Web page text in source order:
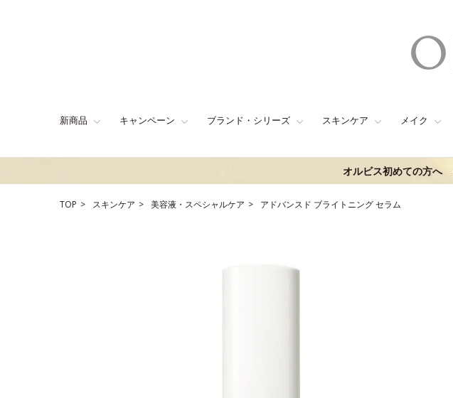
新商品 キャンペーン ブランド・シリーズ スキンケア メイク
オルビス初めての方へ
TOP スキンケア 美容液・スペシャルケア アドバンスド ブライトニング セラム